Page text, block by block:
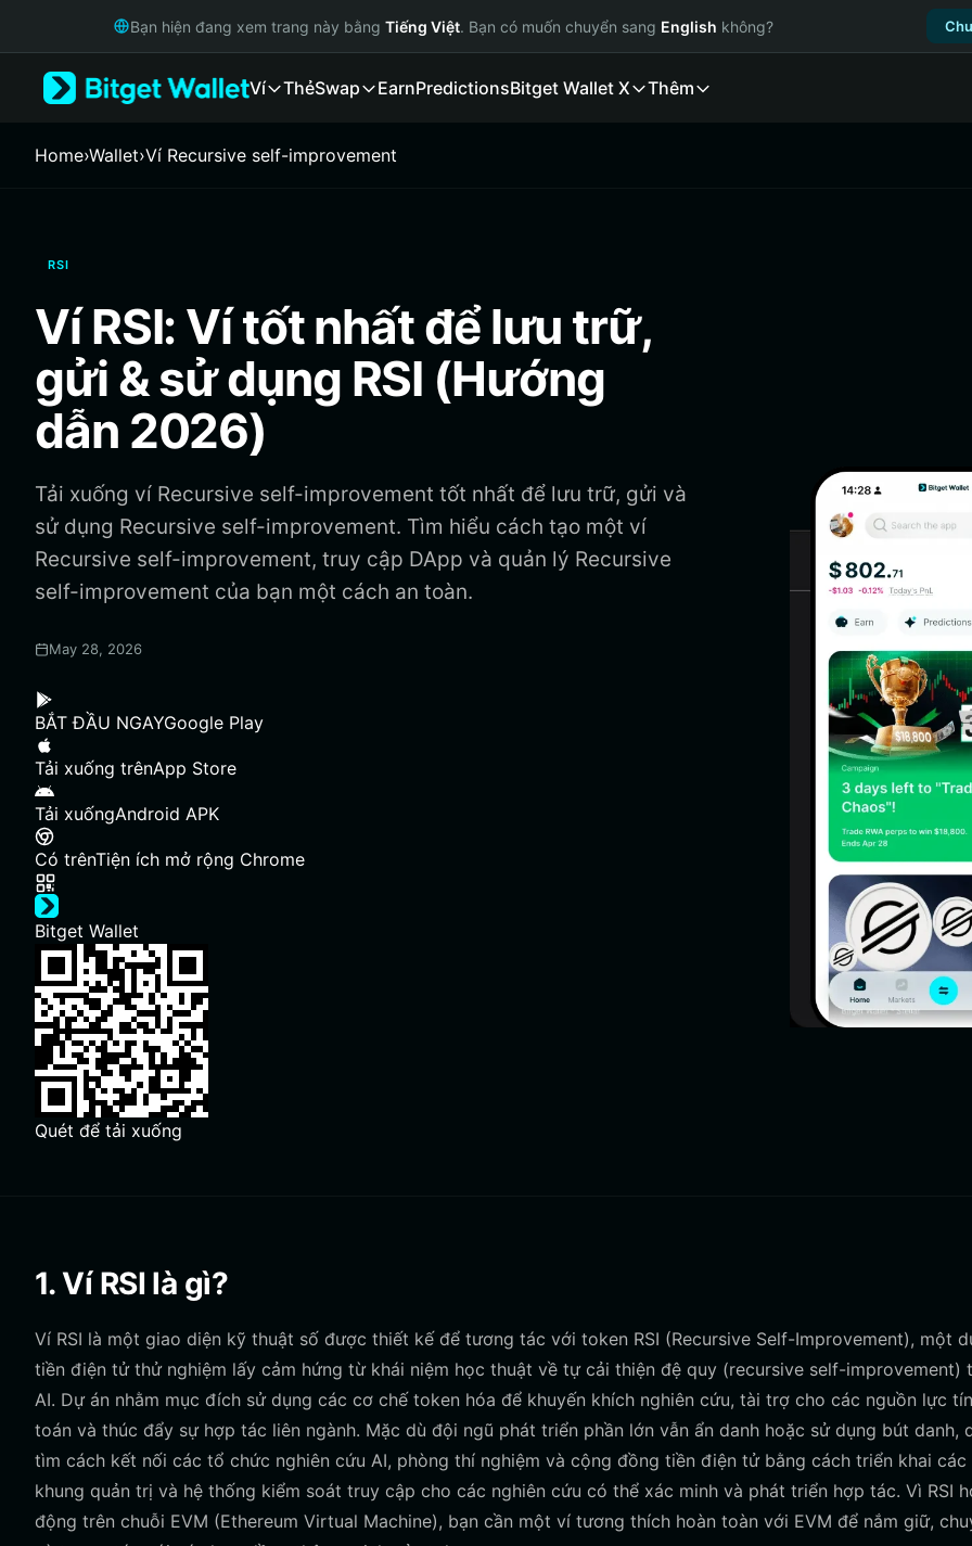
Русский
Italiano
繁體中文
Bahasa Indonesia
ภาษาไทย
Español
Português (Brasil)
Español (Argentina)
Bạn hiện đang xem trang này bằng Tiếng Việt. Bạn có muốn chuyển sang English không?
Ví ThẻSwap EarnPredictionsBitget Wallet X Thêm
Home›Wallet›‌Ví Recursive self-improvement
RSI
Ví RSI: Ví tốt nhất để lưu trữ,
gửi & sử dụng RSI (Hướng
dẫn 2026)
Tải xuống ví Recursive self-improvement tốt nhất để lưu trữ, gửi và
sử dụng Recursive self-improvement. Tìm hiểu cách tạo một ví
Recursive self-improvement, truy cập DApp và quản lý Recursive
self-improvement của bạn một cách an toàn.
May 28, 2026
BẮT ĐẦU NGAYGoogle Play
Tải xuống trênApp Store
Tải xuốngAndroid APK
Có trênTiện ích mở rộng Chrome
Bitget Wallet
Quét để tải xuống
1. Ví RSI là gì?
Ví RSI là một giao diện kỹ thuật số được thiết kế để tương tác với token RSI (Recursive Self-Improvement), một
tiền điện tử thử nghiệm lấy cảm hứng từ khái niệm học thuật về tự cải thiện đệ quy (recursive self-improvement)
AI. Dự án nhằm mục đích sử dụng các cơ chế token hóa để khuyến khích nghiên cứu, tài trợ cho các nguồn lực
toán và thúc đẩy sự hợp tác liên ngành. Mặc dù đội ngũ phát triển phần lớn vẫn ẩn danh hoặc sử dụng bút danh,
tìm cách kết nối các tổ chức nghiên cứu AI, phòng thí nghiệm và cộng đồng tiền điện tử bằng cách triển khai các
khung quản trị và hệ thống kiểm soát truy cập cho các nghiên cứu có thể xác minh và phát triển hợp tác. Vì RSI
động trên chuỗi EVM (Ethereum Virtual Machine), bạn cần một ví tương thích hoàn toàn với EVM để nắm giữ,